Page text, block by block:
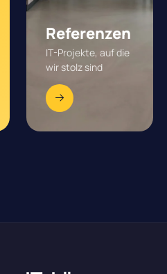
Referenzen
IT-Projekte, auf die
wir stolz sind